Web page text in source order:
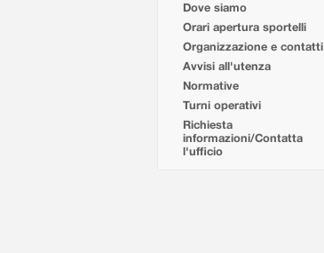
Dove siamo
Orari apertura sportelli
Organizzazione e contatti
Avvisi all'utenza
Normative
Turni operativi
Richiesta
informazioni/Contatta
l'ufficio